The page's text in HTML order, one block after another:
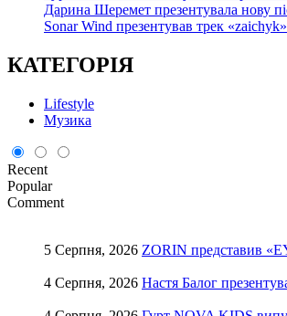
Дарина Шеремет презентувала нову
Sonar Wind презентував трек
КАТЕГОРІЯ
Lifestyle
Музика
Recent
Popular
Comment
5 Серпня, 2026 ZORIN представив
4 Серпня, 2026 Настя Балог